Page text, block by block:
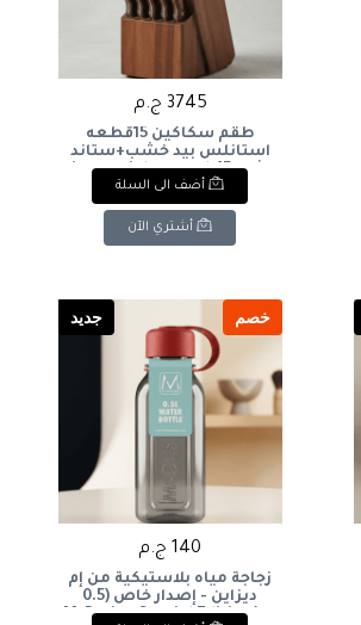
3745 ج.م
طقم سكاكين 15قطعه
استانلس بيد خشب+ستاند
خشب 15-piece stainless steel
knife set with wooden
handles + wooden stand
أضف الى السلة
أشتري الآن
خصم جديد
140 ج.م
زجاجة مياه بلاستيكية من إم
ديزاين - إصدار خاص (0.5
لتر)M-Design Special Edition